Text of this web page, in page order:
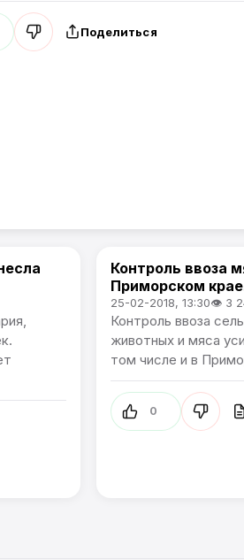
Поделиться
Новости
Контроль ввоза
Приморском
25-02-2018, 13:30👁 3
Контроль ввоза
животных и мяса
том числе и в
0